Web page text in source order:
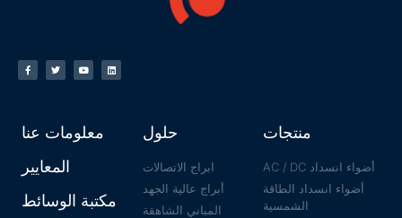
منتجات
أضواء انسداد AC / DC
أضواء انسداد الطاقة
الشمسية
حلول
ابراج الاتصالات
أبراج عالية الجهد
المباني الشاهقة
معلومات عنا
المعايير
مكتبة الوسائط